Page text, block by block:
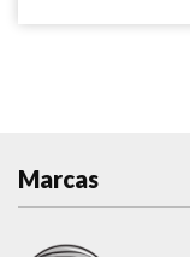
Marcas